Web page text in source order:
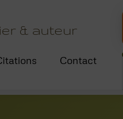
& auteur
Contact